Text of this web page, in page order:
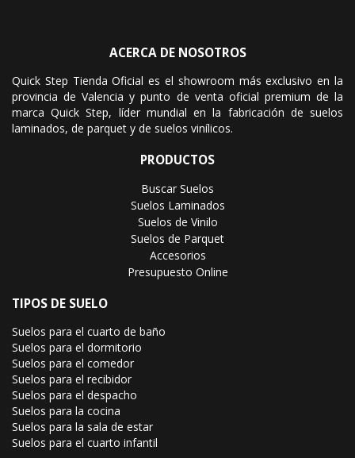
ACERCA DE NOSOTROS
Quick Step Tienda Oficial es el showroom más exclusivo en la
provincia de Valencia y punto de venta oficial premium de la
marca Quick Step, líder mundial en la fabricación de suelos
laminados, de parquet y de suelos vinílicos.
PRODUCTOS
Buscar Suelos
Suelos Laminados
Suelos de Vinilo
Suelos de Parquet
Accesorios
Presupuesto Online
TIPOS DE SUELO
Suelos para el cuarto de baño
Suelos para el dormitorio
Suelos para el comedor
Suelos para el recibidor
Suelos para el despacho
Suelos para la cocina
Suelos para la sala de estar
Suelos para el cuarto infantil